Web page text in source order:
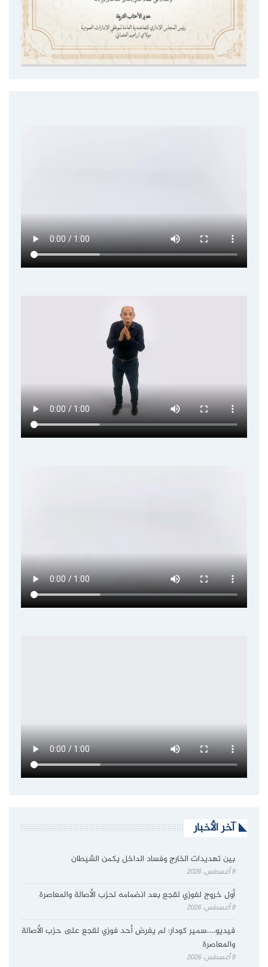
آخر الأخبار
بين تهديدات الخارج وفساد الداخل يكمن الشيطان
9 أغسطس، 2026
أول خروج لفوزي لقجع بعد انضمامه لحزب الأصالة والمعاصرة
9 أغسطس، 2026
فيديو…..سمير كودار: لم يفرض أحد فوزي لقجع على حزب الأصالة
والمعاصرة
9 أغسطس، 2026